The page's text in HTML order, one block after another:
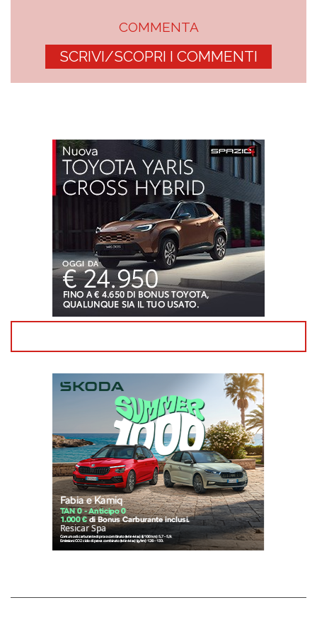
COMMENTA
SCRIVI/SCOPRI I COMMENTI